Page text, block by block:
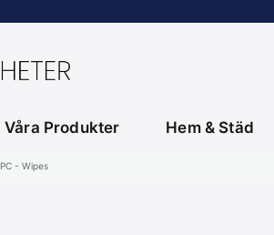
Våra Produkter Hem & Städ
- Wipes